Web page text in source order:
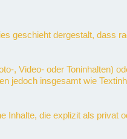
geschieht dergestalt, dass
, Video- oder Toninhalten)
jedoch insgesamt wie
Inhalte, die explizit als privat